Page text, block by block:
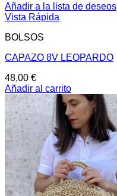
Añadir a la lista de deseos
Vista Rápida
BOLSOS
CAPAZO 8V LEOPARDO
48,00 €
Añadir al carrito